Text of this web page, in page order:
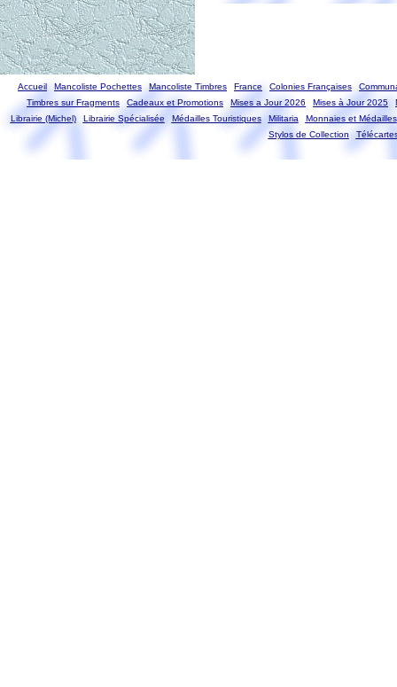
Accueil Mancoliste Pochettes Mancoliste Timbres France Colonies Françaises
Timbres sur Fragments
Cadeaux et Promotions Mises a Jour 2026 Mises à Jour 2025
Librairie (Michel)
Librairie Spécialisée Médailles Touristiques Militaria
Monnaies et Médailles
Stylos de Collection